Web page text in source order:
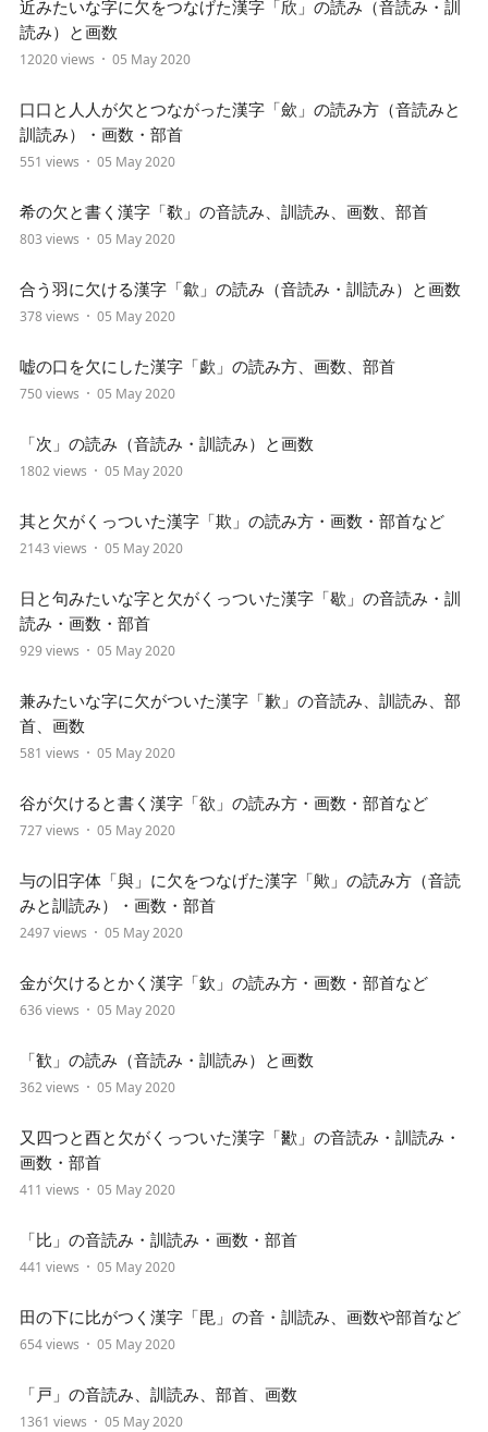
近みたいな字に欠をつなげた漢字「欣」の読み（音読み・訓
読み）と画数
12020 views 05 May 2020
口口と人人が欠とつながった漢字「歛」の読み方（音読みと
訓読み）・画数・部首
551 views 05 May 2020
希の欠と書く漢字「欷」の音読み、訓読み、画数、部首
803 views 05 May 2020
合う羽に欠ける漢字「歙」の読み（音読み・訓読み）と画数
378 views 05 May 2020
嘘の口を欠にした漢字「歔」の読み方、画数、部首
750 views 05 May 2020
「次」の読み（音読み・訓読み）と画数
1802 views 05 May 2020
其と欠がくっついた漢字「欺」の読み方・画数・部首など
2143 views 05 May 2020
日と句みたいな字と欠がくっついた漢字「歇」の音読み・訓
読み・画数・部首
929 views 05 May 2020
兼みたいな字に欠がついた漢字「歉」の音読み、訓読み、部
首、画数
581 views 05 May 2020
谷が欠けると書く漢字「欲」の読み方・画数・部首など
727 views 05 May 2020
与の旧字体「與」に欠をつなげた漢字「歟」の読み方（音読
みと訓読み）・画数・部首
2497 views 05 May 2020
金が欠けるとかく漢字「欽」の読み方・画数・部首など
636 views 05 May 2020
「歓」の読み（音読み・訓読み）と画数
362 views 05 May 2020
又四つと酉と欠がくっついた漢字「歠」の音読み・訓読み・
画数・部首
411 views 05 May 2020
「比」の音読み・訓読み・画数・部首
441 views 05 May 2020
田の下に比がつく漢字「毘」の音・訓読み、画数や部首など
654 views 05 May 2020
「戸」の音読み、訓読み、部首、画数
1361 views 05 May 2020